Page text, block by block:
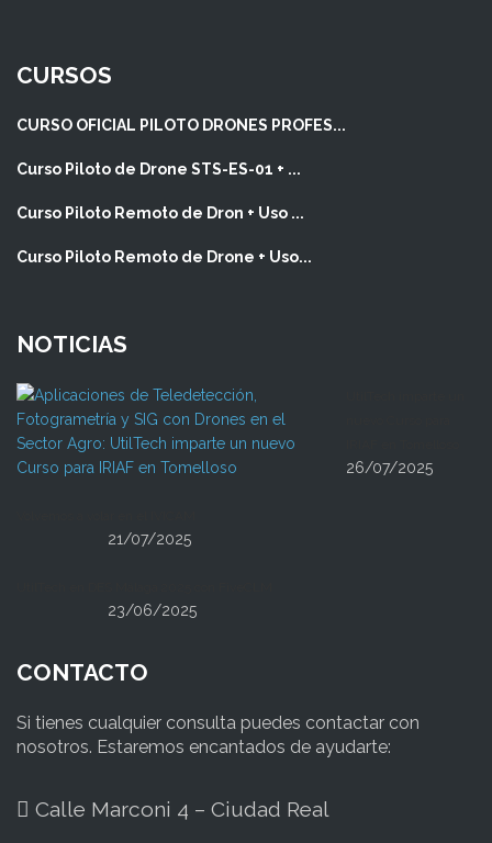
CURSOS
CURSO OFICIAL PILOTO DRONES PROFES...
Curso Piloto de Drone STS-ES-01 + ...
Curso Piloto Remoto de Dron + Uso ...
Curso Piloto Remoto de Drone + Uso...
NOTICIAS
26/07/2025
21/07/2025
23/06/2025
CONTACTO
Si tienes cualquier consulta puedes contactar con
nosotros. Estaremos encantados de ayudarte:
Calle Marconi 4 – Ciudad Real